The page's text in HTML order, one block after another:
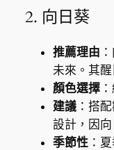
2. 向日葵
推薦理由
未來。其
顏色選擇：
建議：搭
設計，因向
季節性：